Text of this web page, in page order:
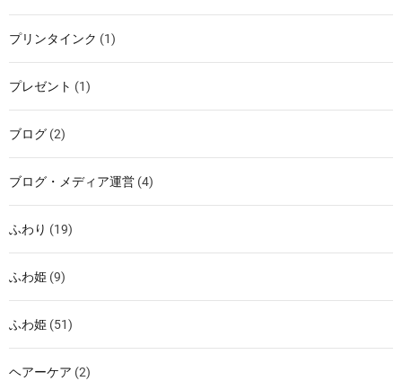
プリンタインク (1)
プレゼント (1)
ブログ (2)
ブログ・メディア運営 (4)
ふわり (19)
ふわ姫 (9)
ふわ姫 (51)
ヘアーケア (2)